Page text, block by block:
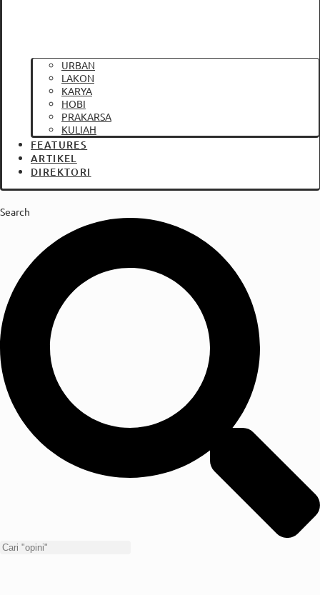
URBAN
LAKON
KARYA
HOBI
PRAKARSA
KULIAH
FEATURES
ARTIKEL
DIREKTORI
Search